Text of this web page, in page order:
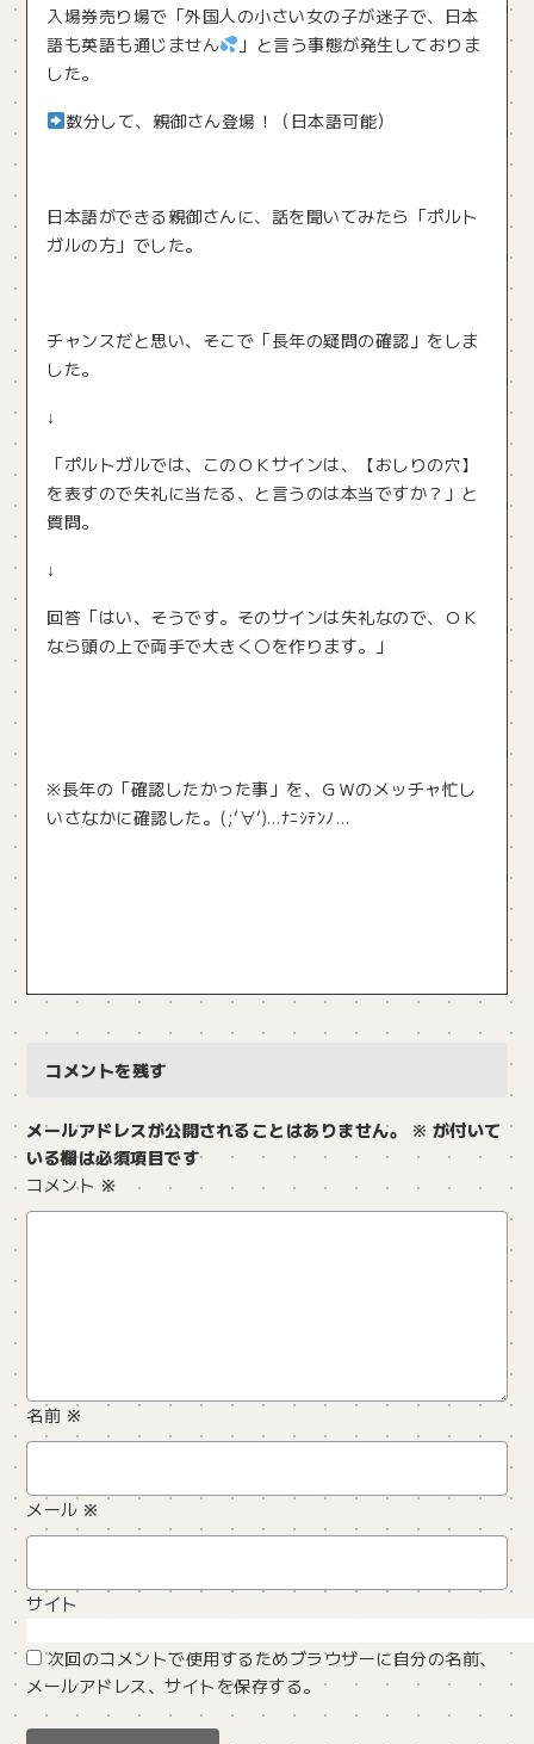
入場券売り場で「外国人の小さい女の子が迷子で、日本
語も英語も通じません
」と言う事態が発生しておりま
した。
数分して、親御さん登場！（日本語可能）
日本語ができる親御さんに、話を聞いてみたら「ポルト
ガルの方」でした。
チャンスだと思い、そこで「長年の疑問の確認」をしま
した。
↓
「ポルトガルでは、このＯＫサインは、【おしりの穴】
を表すので失礼に当たる、と言うのは本当ですか？」と
質問。
↓
回答「はい、そうです。そのサインは失礼なので、ＯＫ
なら頭の上で両手で大きく〇を作ります。」
※長年の「確認したかった事」を、ＧＷのメッチャ忙し
いさなかに確認した。(;’∀’)…ﾅﾆｼﾃﾝﾉ…
コメントを残す
メールアドレスが公開されることはありません。 ※ が付いて
いる欄は必須項目です
コメント ※
名前 ※
メール※
サイト
次回のコメントで使用するためブラウザーに自分の名前、
メールアドレス、サイトを保存する。